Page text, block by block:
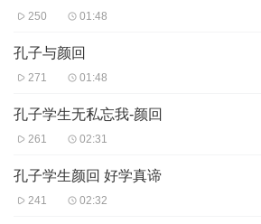
250 01:48
孔子与颜回
271 01:48
孔子学生无私忘我-颜回
261 02:31
孔子学生颜回 好学真谛
241 02:32